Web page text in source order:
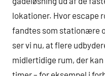
lokationer. Hvor escape
fandtes som stationære
ser vi nu, at flere
midlertidige rum, der